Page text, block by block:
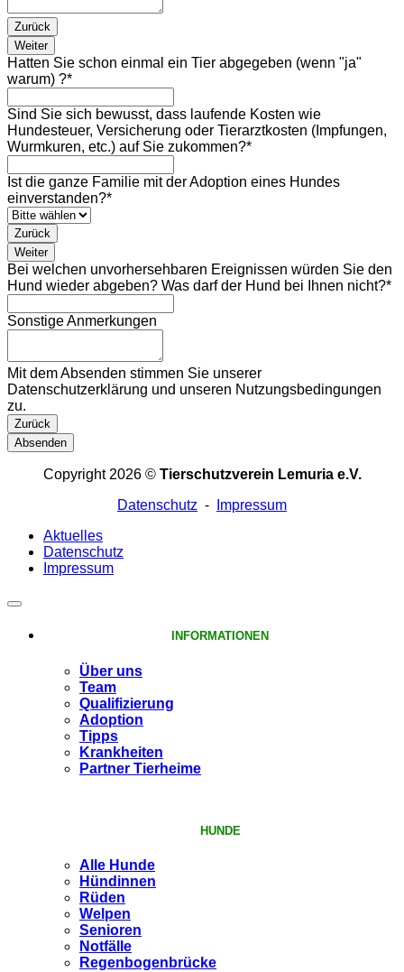
Zurück
Weiter
Hatten Sie schon einmal ein Tier abgegeben (wenn "ja"
warum) ?*
Sind Sie sich bewusst, dass laufende Kosten wie
Hundesteuer, Versicherung oder Tierarztkosten (Impfungen,
Wurmkuren, etc.) auf Sie zukommen?*
Ist die ganze Familie mit der Adoption eines Hundes
einverstanden?*
Zurück
Weiter
Bei welchen unvorhersehbaren Ereignissen würden Sie den
Hund wieder abgeben? Was darf der Hund bei Ihnen nicht?*
Sonstige Anmerkungen
Mit dem Absenden stimmen Sie unserer
Datenschutzerklärung und unseren Nutzungsbedingungen
zu.
Zurück
Absenden
Email*
Copyright 2026 © Tierschutzverein Lemuria e.V.
Datenschutz -
Impressum
Aktuelles
Datenschutz
Impressum
INFORMATIONEN
Über uns
Team
Qualifizierung
Adoption
Tipps
Krankheiten
Partner Tierheime
HUNDE
Alle Hunde
Hündinnen
Rüden
Welpen
Senioren
Notfälle
Regenbogenbrücke